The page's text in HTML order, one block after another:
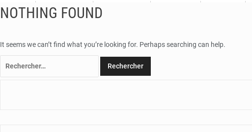
NOTHING FOUND
It seems we can’t find what you’re looking for. Perhaps searching can help.